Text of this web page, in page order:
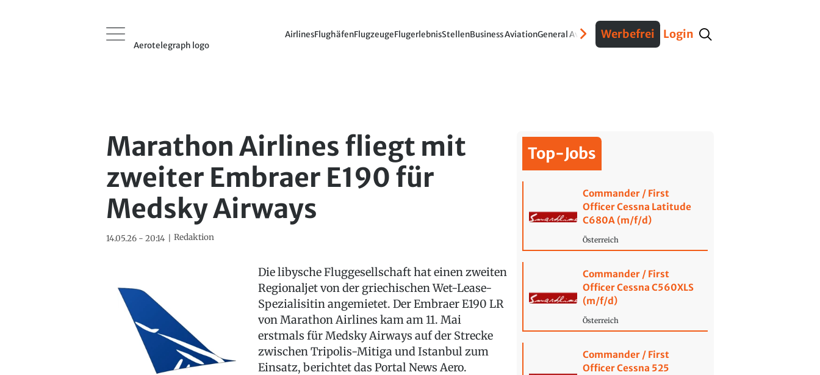
Aerotelegraph logo
AirlinesFlughäfenFlugzeugeFlugerlebnisStellenBusiness AviationGeneral AviationVerteidigungInterviews Fracht
Werbefrei Login
Marathon Airlines fliegt mit
zweiter Embraer E190 für
Medsky Airways
14.05.26 - 20:14 Redaktion
Die libysche Fluggesellschaft hat einen zweiten
Regionaljet von der griechischen Wet-Lease-
Spezialisitin angemietet. Der Embraer E190 LR
von Marathon Airlines kam am 11. Mai
erstmals für Medsky Airways auf der Strecke
zwischen Tripolis-Mitiga und Istanbul zum
Einsatz, berichtet das Portal News Aero.
Top-Jobs
Commander / First
Officer Cessna Latitude
C680A (m/f/d)
Österreich
Commander / First
Officer Cessna C560XLS
(m/f/d)
Österreich
Commander / First
Officer Cessna 525